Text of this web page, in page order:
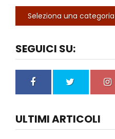
SEGUICI SU:
ULTIMI ARTICOLI